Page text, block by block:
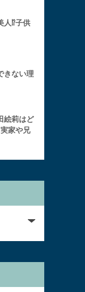
人⁉︎子供
きない理
絵莉はど
家や兄